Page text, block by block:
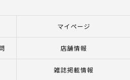
マイページ
店舗情報
雑誌掲載情報